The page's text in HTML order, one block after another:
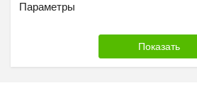
Параметры